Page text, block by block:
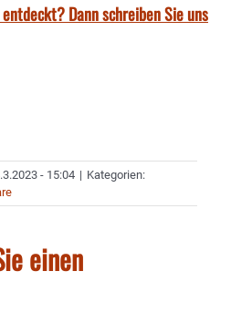
Dann schreiben Sie uns
- 15:04 | Kategorien:
einen